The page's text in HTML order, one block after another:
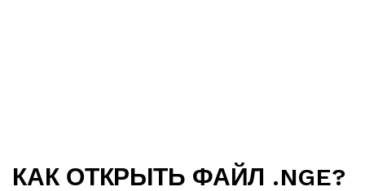
КАК ОТКРЫТЬ ФАЙЛ .NGE?